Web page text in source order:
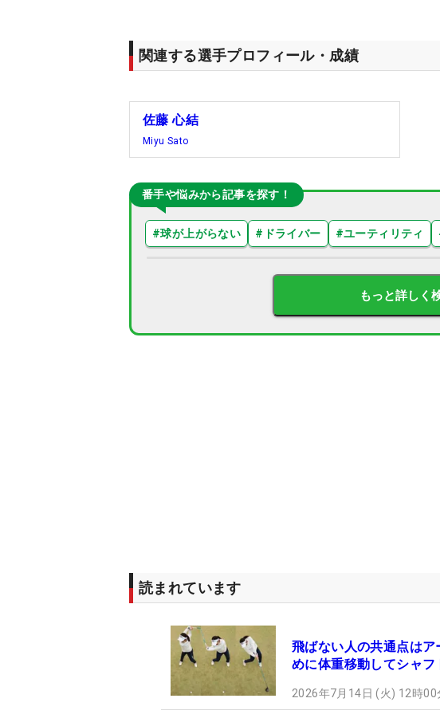
関連する選手プロフィール・成績
佐藤 心結
Miyu Sato
番手や悩みから記事を探す！
#球が上がらない # ドライバー #ユーティリティ
もっと詳しく
読まれています
飛ばない人の共通点は
めに体重移動してシャフ
2026年7月14日 (火) 12時00